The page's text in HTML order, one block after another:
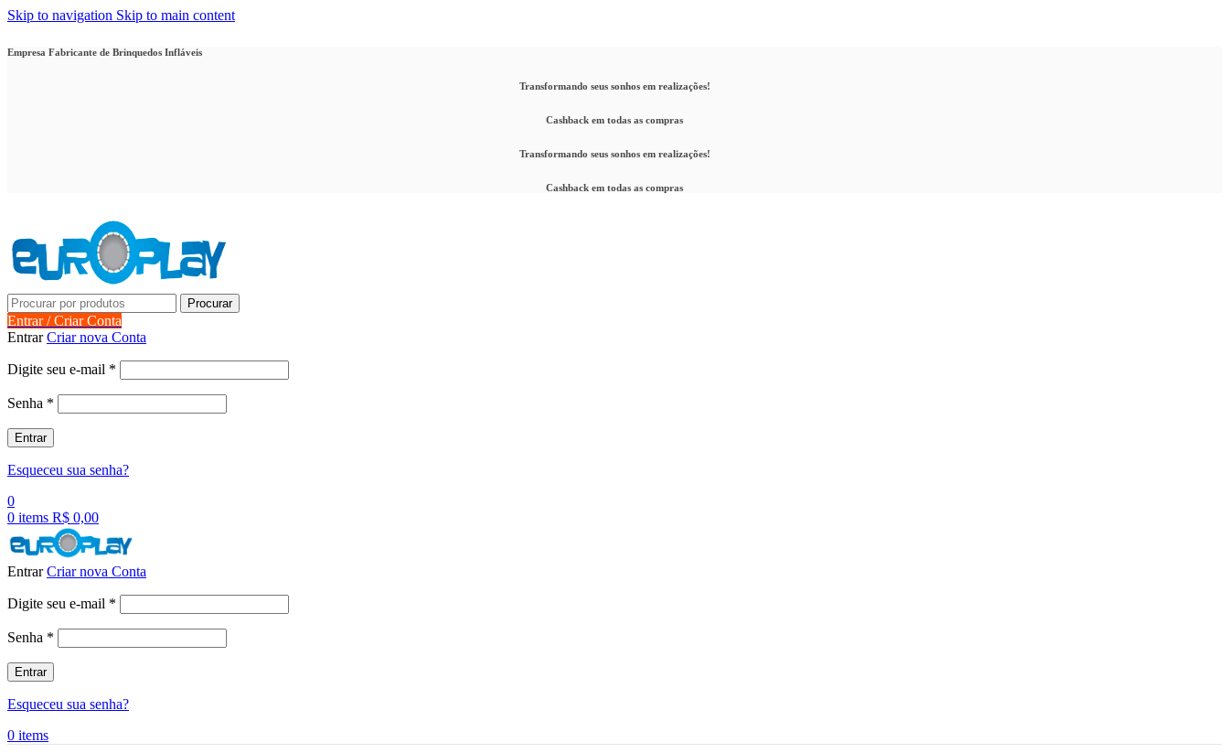
Skip to navigation Skip to main content
Empresa Fabricante de Brinquedos Infláveis
Transformando seus sonhos em realizações!
Cashback em todas as compras
Transformando seus sonhos em realizações!
Cashback em todas as compras
Procurar
Entrar / Criar Conta
EntrarCriar nova Conta
Digite seu e-mail *
Senha *
Entrar
Esqueceu sua senha?
0
0 items R$ 0,00
EntrarCriar nova Conta
Digite seu e-mail *
Senha *
Entrar
Esqueceu sua senha?
0 items